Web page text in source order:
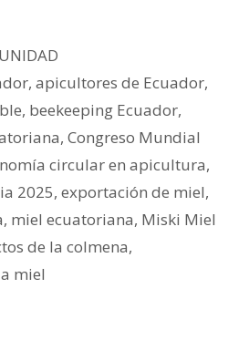
,apicultores de Ecuador,
, beekeeping Ecuador,
, Congreso Mundial
circular en apicultura,
2025, exportación de miel,
, miel ecuatoriana, Miski Miel
de la colmena,
miel